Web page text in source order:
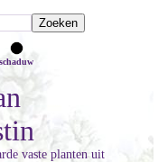
schaduw
vaste planten uit